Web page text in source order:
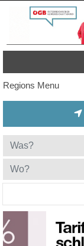
Regions Menu